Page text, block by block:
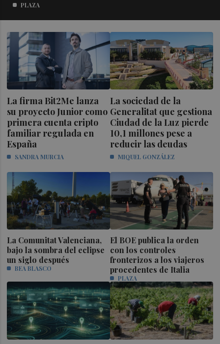
PLAZA
La firma Bit2Me lanza
su proyecto Junior como
primera cuenta cripto
familiar regulada en
España
SANDRA MURCIA
La sociedad de la
Generalitat que gestiona
Ciudad de la Luz pierde
10,1 millones pese a
reducir las deudas
MIQUEL GONZÁLEZ
La Comunitat Valenciana,
bajo la sombra del eclipse
un siglo después
BEA BLASCO
El BOE publica la orden
con los controles
fronterizos a los viajeros
procedentes de Italia
PLAZA